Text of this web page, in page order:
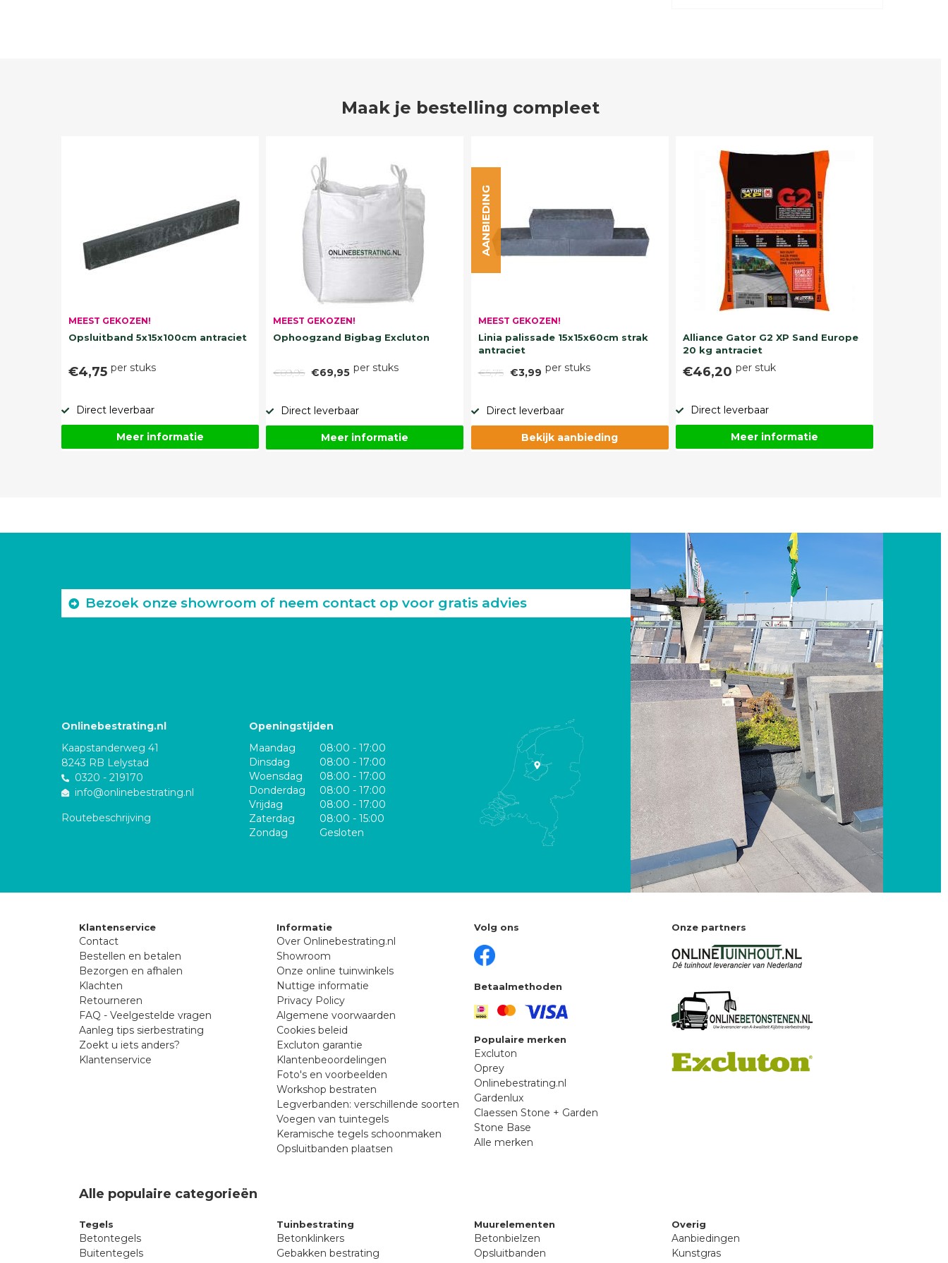
Maak je bestelling compleet
MEEST GEKOZEN!
Opsluitband 5x15x100cm antraciet
€4,75 per stuks
Direct leverbaar
Meer informatie
MEEST GEKOZEN!
Ophoogzand Bigbag Excluton
€89,95 €69,95 per stuks
Direct leverbaar
Meer informatie
MEEST GEKOZEN!
Linia palissade 15x15x60cm strak
antraciet
€5,75 €3,99 per stuks
AANBIEDING
Direct leverbaar
Bekijk aanbieding
Alliance Gator G2 XP Sand Europe
20 kg antraciet
€46,20 per stuk
Direct leverbaar
Meer informatie
Bezoek onze showroom of neem contact op voor gratis advies
Onlinebestrating.nl
Kaapstanderweg 41
8243 RB Lelystad
0320 - 219170
info@onlinebestrating.nl
Routebeschrijving
Openingstijden
Maandag
08:00 - 17:00
Dinsdag
08:00 - 17:00
Woensdag
08:00 - 17:00
Donderdag
08:00 - 17:00
Vrijdag
08:00 - 17:00
Zaterdag
08:00 - 15:00
Zondag
Gesloten
Klantenservice
Contact
Bestellen en betalen
Bezorgen en afhalen
Klachten
Retourneren
FAQ - Veelgestelde vragen
Aanleg tips sierbestrating
Zoekt u iets anders?
Klantenservice
Informatie
Over Onlinebestrating.nl
Showroom
Onze online tuinwinkels
Nuttige informatie
Privacy Policy
Algemene voorwaarden
Cookies beleid
Excluton garantie
Klantenbeoordelingen
Foto's en voorbeelden
Workshop bestraten
Legverbanden: verschillende soorten
Voegen van tuintegels
Keramische tegels schoonmaken
Opsluitbanden plaatsen
Volg ons
Betaalmethoden
Populaire merken
Excluton
Oprey
Onlinebestrating.nl
Gardenlux
Claessen Stone + Garden
Stone Base
Alle merken
Onze partners
Alle populaire categorieën
Tegels
Betontegels
Buitentegels
Tuinbestrating
Betonklinkers
Gebakken bestrating
Muurelementen
Betonbielzen
Opsluitbanden
Overig
Aanbiedingen
Kunstgras